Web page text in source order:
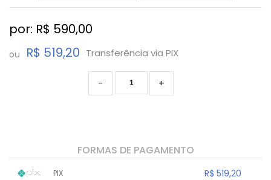
por: R$ 590,00
ou R$ 519,20 Transferência via PIX
+
-
FORMAS DE PAGAMENTO
PIX R$ 519,20